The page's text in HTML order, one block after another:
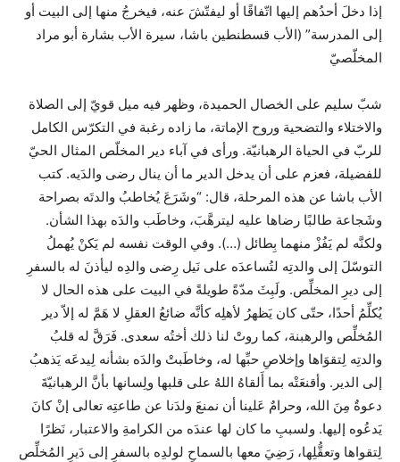
إذا دخلَ أحدُهم إليها اتّفاقًا أو ليفتّشَ عنه، فيخرجُ منها إلى البيت أو
إلى المدرسة” (الأب قسطنطين باشا، سيرة الأب بشارة أبو مراد
المخلّصيّ
شبّ سليم على الخصال الحميدة، وظهر فيه ميل قويّ إلى الصلاة
والاختلاء والتضحية وروح الإماتة، ما زاده رغبة في التكرّس الكامل
للربّ في الحياة الرهبانيّة. ورأى في آباء دير المخلّص المثال الحيّ
للفضيلة، فعزم على أن يدخل الدير ما أن ينال رضى والدَيه. كتب
الأب باشا عن هذه المرحلة، قال: “وشَرَعَ يُخاطبُ والدتَه بصراحة
وشَجاعة طالبًا رضاها عليه ليترهَّبَ، وخاطَب والدَه بهذا الشأن.
ولكنَّه لم يَفُزْ منهما بِطائل (…). وفي الوقت نفسه لم يَكنْ يُهملُ
التوسّلَ إلى والدتِه لتُساعدَه على نَيل رِضى والدِه ليأذنَ له بالسفرِ
إلى ديرِ المخلِّص. ولَبِثَ مدّةً طويلةً في البيت على هذه الحال لا
يُكلِّمُ أحدًا، حتّى كان يَظهرُ لأهلِه كأنَّه ضائعُ العقلِ لا هَمَّ له إلاّ دير
المُخلِّص والرهبنة، كما روتْ لنا ذلك أختُه سعدى. فَرَقَّ له قلبُ
والدتِه لِتقوَاها وإخلاصِ حبِّها له، وخاطَبتْ والدَه بشأنه لِيدعَه يَذهبُ
إلى الدير. وأقنعَتْه بما أَلقاهُ اللهُ على قلبها ولِسانها بأنَّ الرهبانيّةَ
دعوةٌ مِنَ الله، وحرامٌ عَلينا أن نمنعَ ولدَنا عن طاعتِه تعالى إنْ كانَ
يَدعُوه إليها. ولسببِ ما كان لها عندَه من الكرامةِ والاعتبار، نَظرًا
لِتقواها وتعقُّلِها، رَضِيَ معها بالسماحِ لولدِه بالسفرِ إلى دَيرِ المُخلِّص